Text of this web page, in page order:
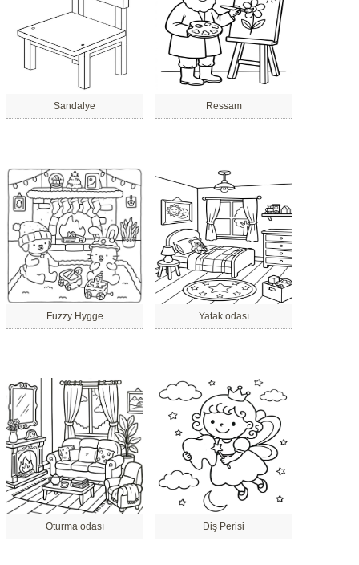
Sandalye Ressam
Fuzzy Hygge Yatak odası
Oturma odası Diş Perisi